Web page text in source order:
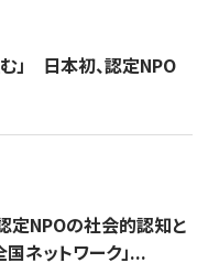
」 日本初、認定NPO
定NPOの社会的認知と
ネットワーク」...